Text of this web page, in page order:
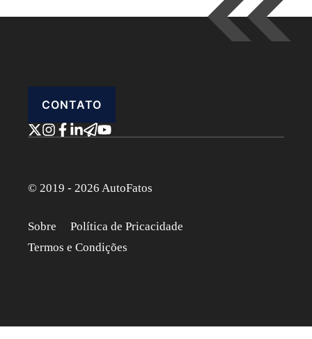
CONTATO
© 2019 - 2026 AutoFatos
Sobre
Política de Pricacidade
Termos e Condições